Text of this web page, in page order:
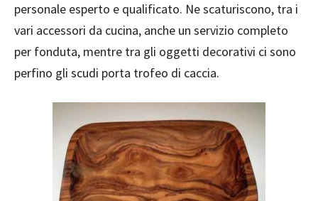
personale esperto e qualificato. Ne scaturiscono, tra i
vari accessori da cucina, anche un servizio completo
per fonduta, mentre tra gli oggetti decorativi ci sono
perfino gli scudi porta trofeo di caccia.